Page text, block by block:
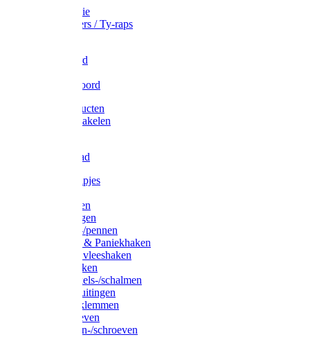
Tape en folie
Kabelbinders / Ty-raps
Metselkoord
Elastisch koord
Afdekproducten
Heffen en takelen
Waslijndraad
Simplexknipjes
Sleutelringen
Gelaste ringen
Borgveren-/pennen
Musketons & Paniekhaken
S-haken & vleeshaken
Karabijnhaken
Noodschakels-/schalmen
Harp-/D-sluitingen
Staaldraadklemmen
Spanschroeven
Ringmoeren-/schroeven